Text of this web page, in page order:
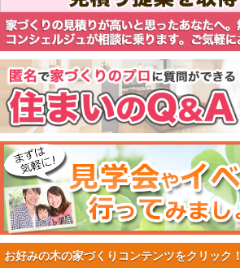
お好みの木の家づくりコンテンツをクリック！